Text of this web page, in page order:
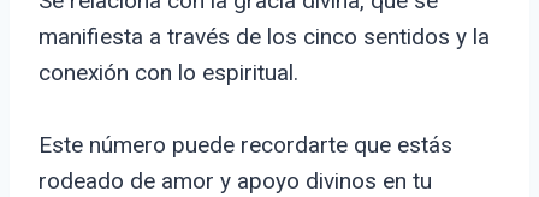
manifiesta a través de los cinco sentidos y la
conexión con lo espiritual.
Este número puede recordarte que estás
rodeado de amor y apoyo divinos en tu